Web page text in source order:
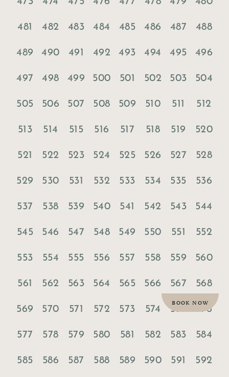
BOOK NOW
481 482 483 484 485 486 487 488
489 490 491 492 493 494 495 496
497 498 499 500 501 502 503 504
505 506 507 508 509 510 511 512
513 514 515 516 517 518 519 520
521 522 523 524 525 526 527 528
529 530 531 532 533 534 535 536
537 538 539 540 541 542 543 544
545 546 547 548 549 550 551 552
553 554 555 556 557 558 559 560
561 562 563 564 565 566 567 568
569 570 571 572 573 574 575 576
577 578 579 580 581 582 583 584
585 586 587 588 589 590 591 592